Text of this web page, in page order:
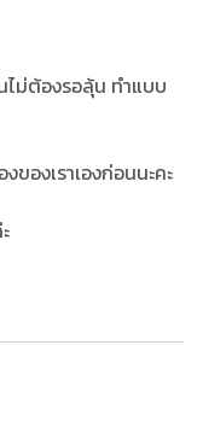
ไม่ต้องรอลุ้น ทำแบบ
องเราเองก่อนนะคะ